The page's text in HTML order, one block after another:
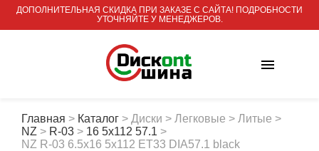
ДОПОЛНИТЕЛЬНАЯ СКИДКА ПРИ ЗАКАЗЕ С САЙТА! ПОДРОБНОСТИ
УТОЧНЯЙТЕ У МЕНЕДЖЕРОВ.
Главная > Каталог > Диски > Легковые > Литые >
NZ > R-03 > 16 5x112 57.1 >
NZ R-03 6.5x16 5x112 ET33 DIA57.1 black